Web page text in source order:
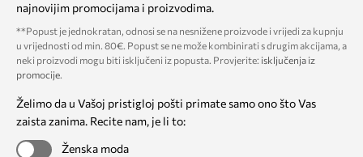
najnovijim promocijama i proizvodima.
**Popust je jednokratan, odnosi se na nesnižene proizvode i vrijedi za kupnju
u vrijednosti od min. 80€. Popust se ne može kombinirati s drugim akcijama, a
neki proizvodi mogu biti isključeni iz popusta. Provjerite: isključenja iz
promocije.
Želimo da u Vašoj pristigloj pošti primate samo ono što Vas
zaista zanima. Recite nam, je li to:
Ženska moda